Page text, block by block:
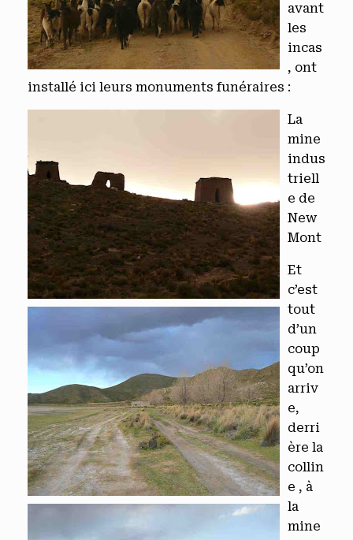
avant
les
incas
, ont
installé ici leurs monuments funéraires :
La
mine
indus
triell
e de
New
Mont
Et
c’est
tout
d’un
coup
qu’on
arriv
e,
derri
ère la
collin
e , à
la
mine